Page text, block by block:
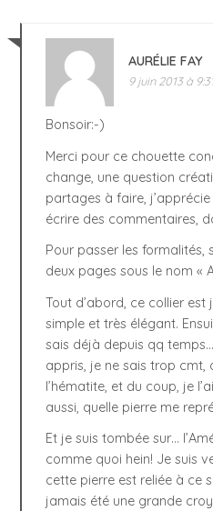
AURÉLIE FAY
9 juin 2013 à
Bonsoir:-)
Merci pour ce chouette
change, une question
partages à faire, j’apprécie
écrire des commentaires,
Pour passer les formalités,
deux pages sous le nom «
Tout d’abord, ce collier
simple et très élégant.
sais déjà depuis qq temps…
appris, je ne sais trop cmt,
l’hématite, et du coup, je
aussi, quelle pierre me
Et je suis tombée sur…
comme quoi hein! Je suis
cette pierre est reliée à ce
jamais été une grande